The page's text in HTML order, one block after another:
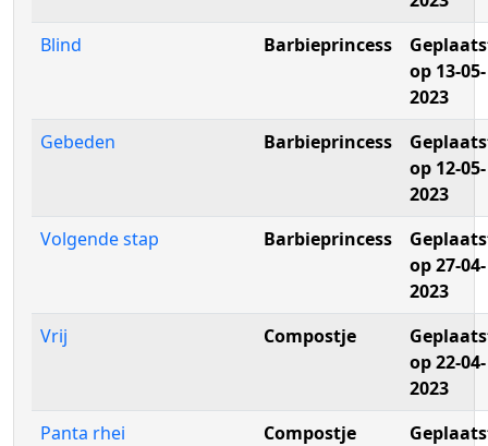
Blind
Barbieprincess
op 13-05-
2023
Gebeden
Barbieprincess
op 12-05-
2023
Volgende stap
Barbieprincess
op 27-04-
2023
Vrij
Compostje
op 22-04-
2023
Panta rhei
Compostje